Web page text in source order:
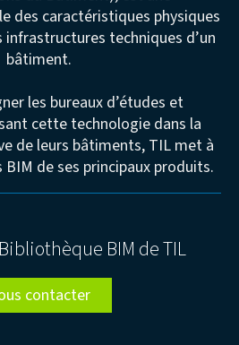
des caractéristiques physiques
techniques d’un
bâtiment.
les bureaux d’études et
cette technologie dans la
de leurs bâtiments, TIL met à
de ses principaux produits.
BIM de TIL
contacter